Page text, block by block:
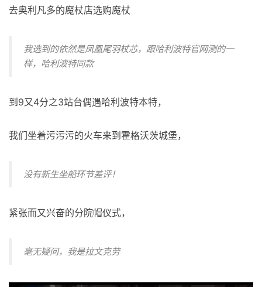
去奥利凡多的魔杖店选购魔杖
我选到的依然是凤凰尾羽杖芯，跟哈利波特官网测的一
样，哈利波特同款
到9又4分之3站台偶遇哈利波特本特，
我们坐着污污污的火车来到霍格沃茨城堡，
没有新生坐船环节差评！
紧张而又兴奋的分院帽仪式，
毫无疑问，我是拉文克劳